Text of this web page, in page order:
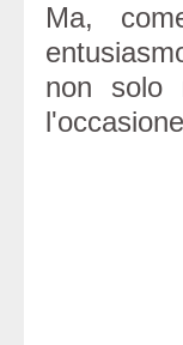
Ma,
non solo